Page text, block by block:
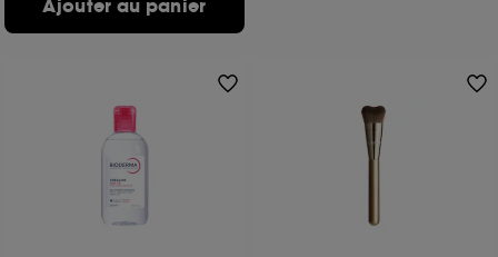
Ajouter au panier